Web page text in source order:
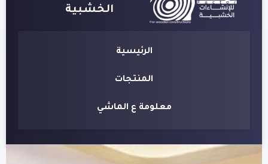
الخشبية
الرئيسية
المنتجات
معلومة ع الماشي